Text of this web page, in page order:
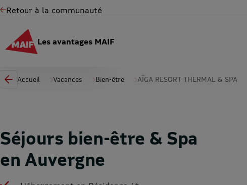
Retour à la communauté
Les avantages MAIF
Accueil Vacances Bien-être AÏGA RESORT THERMAL & SPA
Séjours bien-être & Spa
en Auvergne